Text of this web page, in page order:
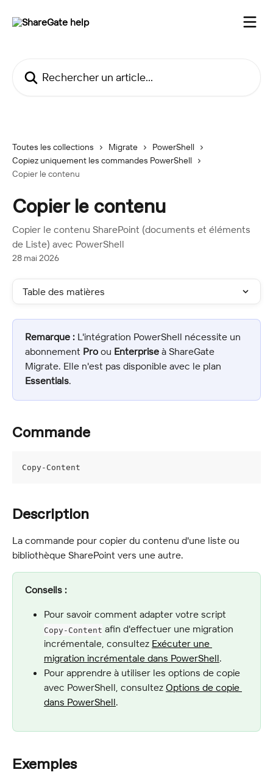
Toutes les collections Migrate
PowerShell
Copiez uniquement les commandes PowerShell
Copier le contenu
Copier le contenu
Copier le contenu SharePoint (documents et éléments
de Liste) avec PowerShell
28 mai 2026
Table des matières
Remarque : L'intégration PowerShell nécessite un
abonnement Pro ou Enterprise à ShareGate
Migrate. Elle n'est pas disponible avec le plan
Essentials.
Commande
Copy-Content
Description
La commande pour copier du contenu d'une liste ou
bibliothèque SharePoint vers une autre.
Conseils :
Pour savoir comment adapter votre script
Copy-Content afin d'effectuer une migration
incrémentale, consultez Exécuter une
migration incrémentale dans PowerShell.
Pour apprendre à utiliser les options de copie
avec PowerShell, consultez Options de copie
dans PowerShell.
Exemples